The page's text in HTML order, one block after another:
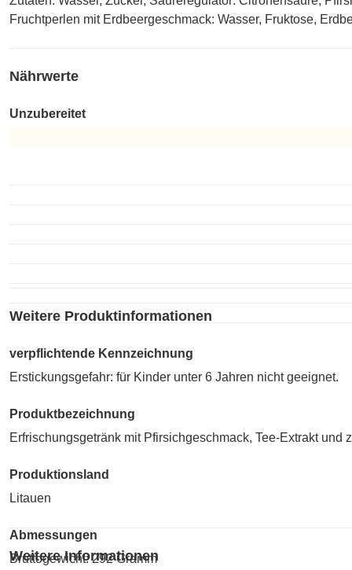
Fruchtperlen mit Erdbeergeschmack: Wasser, Fruktose,
Nährwerte
Unzubereitet
Weitere Produktinformationen
verpflichtende Kennzeichnung
Erstickungsgefahr: für Kinder unter 6 Jahren nicht geeignet.
Produktbezeichnung
Erfrischungsgetränk mit Pfirsichgeschmack, Tee-Extrakt
Produktionsland
Litauen
Abmessungen
Bruttogewicht: 292 Gramm
Weitere Informationen